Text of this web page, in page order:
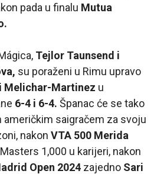
pada u finalu Mutua
Tejlor Taunsend i
su poraženi u Rimu upravo
Melichar-Martinez u
6-4 i 6-4. Španac će se tako
saigračem za svoju
nakon VTA 500 Merida
1,000 u karijeri, nakon
Open 2024 zajedno Sari